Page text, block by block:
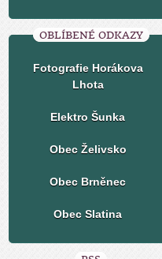
OBLÍBENÉ ODKAZY
Fotografie Horákova
Lhota
Elektro Šunka
Obec Želivsko
Obec Brněnec
Obec Slatina